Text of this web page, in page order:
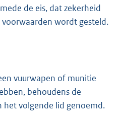
de eis, dat zekerheid
wordt gesteld.
vuurwapen of munitie
behoudens de
het volgende lid genoemd.